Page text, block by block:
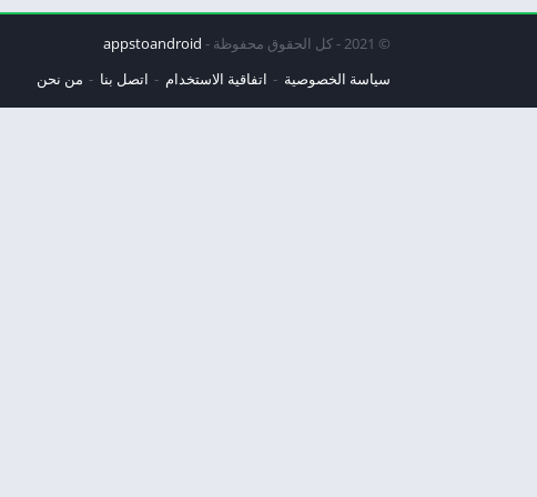
© 2021 - كل الحقوق محفوظة -
appstoandroid
سياسة الخصوصية
اتفاقية الاستخدام اتصل بنا من نحن